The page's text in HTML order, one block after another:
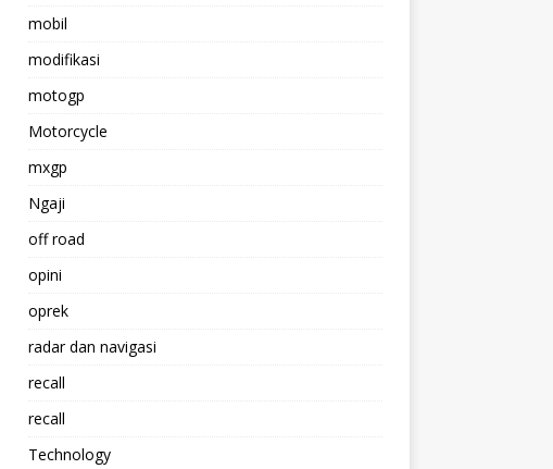
mobil
modifikasi
motogp
Motorcycle
mxgp
Ngaji
off road
opini
oprek
radar dan navigasi
recall
recall
Technology